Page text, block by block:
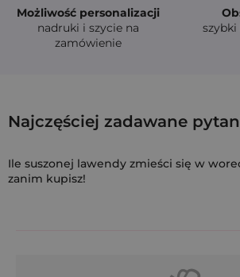
Możliwość personalizacji
nadruki i szycie na
zamówienie
10 szt. Woreczki z organzy
Najczęściej zadawane
Ile suszonej lawendy zmieści się w
zanim kupisz!